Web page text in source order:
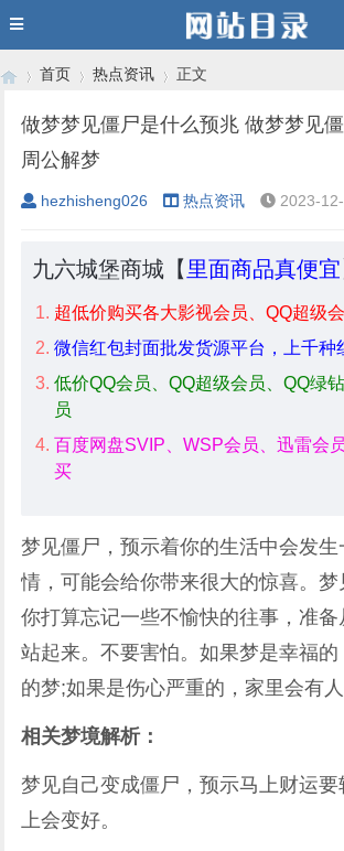
›
首页
›
热点资讯 正文
做梦梦见僵尸是什么预兆 做梦梦见
周公解梦
hezhisheng026 热点资讯 2023-
九六城堡商城【 里面商品真便宜
超低价购买各大影视会员、QQ超级
微信红包封面批发货源平台，上千种
低价QQ会员、QQ超级会员、QQ绿
员
百度网盘SVIP、WSP会员、迅雷会
买
梦见僵尸，预示着你的生活中会发
情，可能会给你带来很大的惊喜。
你打算忘记一些不愉快的往事，准
站起来。不要害怕。如果梦是幸福
的梦;如果是伤心严重的，家里会有人
相关梦境解析：
梦见自己变成僵尸，预示马上财运要
上会变好。